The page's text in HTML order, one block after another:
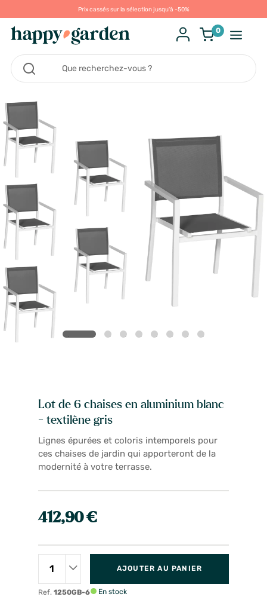
Prix cassés sur la sélection jusqu'à -50%
0
Lot de 6 chaises en aluminium blanc
- textilène gris
Lignes épurées et coloris intemporels pour
ces chaises de jardin qui apporteront de la
modernité à votre terrasse.
412,90 €
Ref. 1250GB-6
AJOUTER AU PANIER
En stock